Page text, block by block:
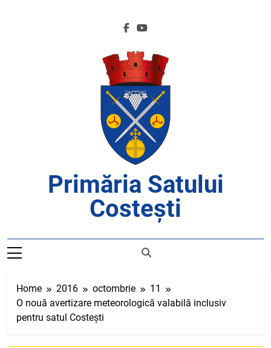
Primăria Satului
Costești
Home 2016 octombrie
11
O nouă avertizare meteorologică valabilă inclusiv
pentru satul Costești